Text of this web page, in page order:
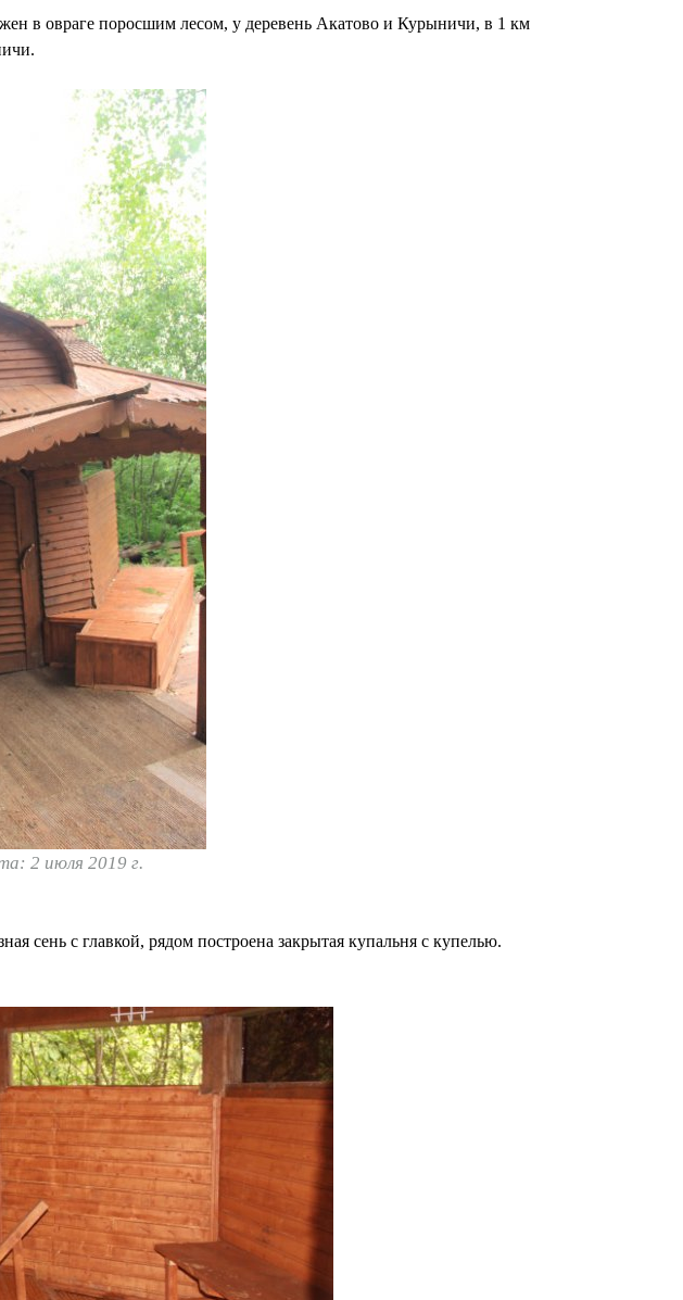
в овраге поросшим лесом, у деревень Акатово и Курыничи, в 1 км
2 июля 2019 г.
сень с главкой, рядом построена закрытая купальня с купелью.